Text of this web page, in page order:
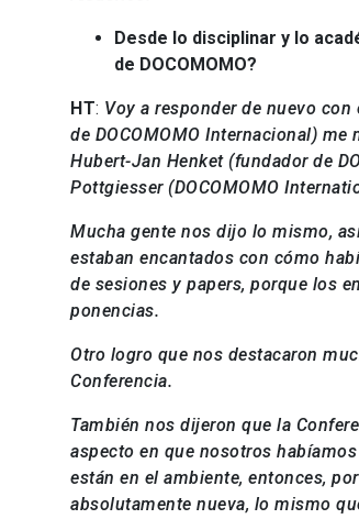
Desde lo disciplinar y lo
de DOCOMOMO?
HT: Voy a responder de nuevo
de DOCOMOMO Internacional)
Hubert-Jan Henket (fundador de
Pottgiesser (DOCOMOMO
Mucha gente nos dijo lo mismo,
estaban encantados con cómo
de sesiones y papers, porque los
ponencias.
Otro logro que nos destacaron
Conferencia.
También nos dijeron que la
aspecto en que nosotros
están en el ambiente, entonces,
absolutamente nueva, lo mismo